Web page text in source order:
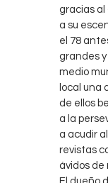
gracias al
a su
el 78
grandes y
medio
local una
de ellos
a la
a acudir
revistas
ávidos de